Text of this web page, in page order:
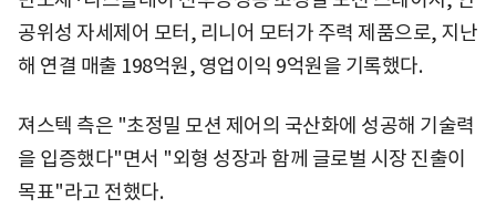
공위성 자세제어 모터, 리니어 모터가 주력 제품으로, 지난
해 연결 매출 198억원, 영업이익 9억원을 기록했다.
져스텍 측은 "초정밀 모션 제어의 국산화에 성공해 기술력
을 입증했다"면서 "외형 성장과 함께 글로벌 시장 진출이
목표"라고 전했다.